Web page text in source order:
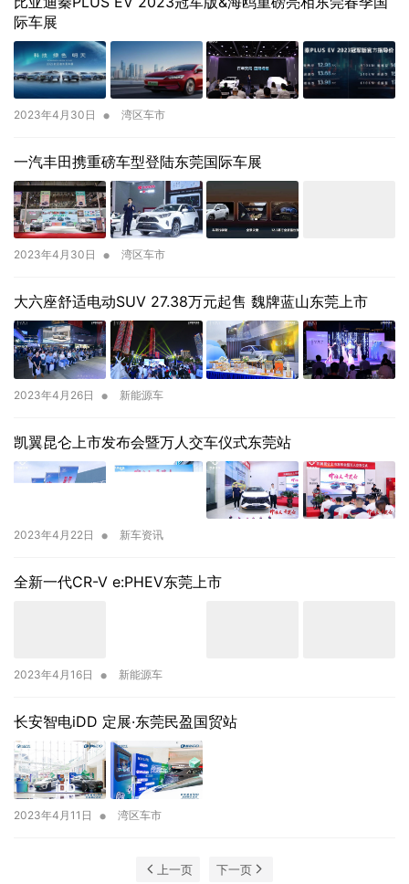
际车展
2023年4月30日 • 湾区车市
一汽丰田携重磅车型登陆东莞国际车展
2023年4月30日 • 湾区车市
大六座舒适电动SUV 27.38万元起售 魏牌蓝山东莞上市
2023年4月26日 • 新能源车
凯翼昆仑上市发布会暨万人交车仪式东莞站
2023年4月22日 • 新车资讯
全新一代CR-V e:PHEV东莞上市
2023年4月16日 • 新能源车
长安智电iDD 定展·东莞民盈国贸站
2023年4月11日 • 湾区车市
上一页 下一页